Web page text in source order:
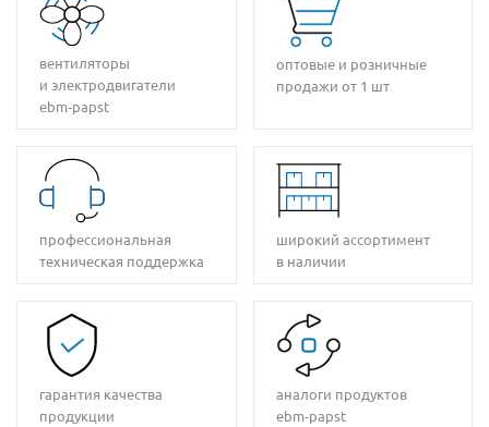
вентиляторы
и электродвигатели
ebm‑papst
оптовые и розничные
продажи от 1 шт
профессиональная
техническая поддержка
широкий ассортимент
в наличии
гарантия качества
продукции
аналоги продуктов
ebm‑papst